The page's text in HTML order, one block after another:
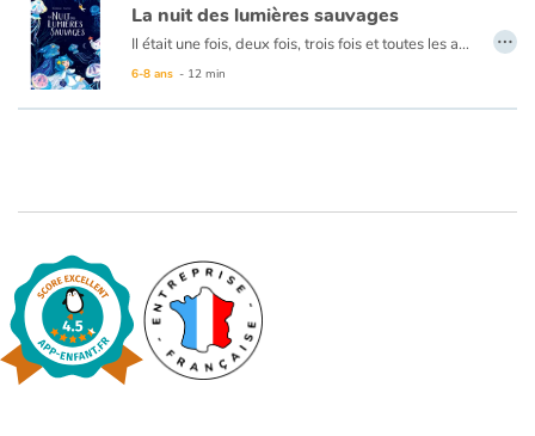
La nuit des lumières sauvages
Il était une fois, deux fois, trois fois et toutes les autres nuits, l’Enfant, qui avait peur. Jusqu’à… cette nuit-là. En compagnie d’une chauve-souris philosophe et d’une mystérieuse lynx, l’Enfant va devoir traverser la nuit. Un conte initiatique poétique dont on ressort grandi.
6-8 ans - 12 min
…